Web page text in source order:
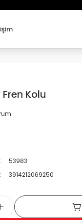
Kolu
53983
3914212069250